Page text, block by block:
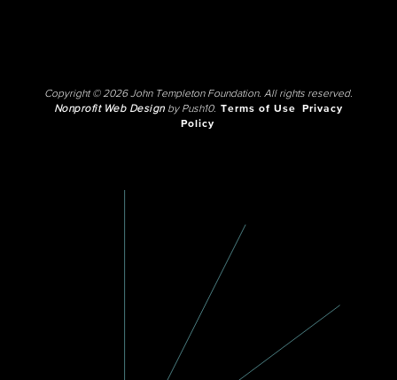
Copyright © 2026 John Templeton Foundation. All rights reserved.
Nonprofit Web Designby Push10. Terms of Use
Privacy
Policy